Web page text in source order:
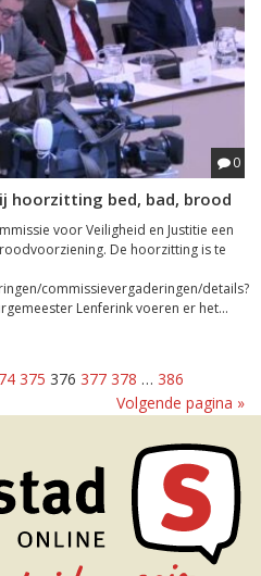
0
hoorzitting bed, bad, brood
voor Veiligheid en Justitie een
De hoorzitting is te
commissievergaderingen/details?
Lenferink voeren er het...
375 376 377 378 … 386
Volgende pagina »